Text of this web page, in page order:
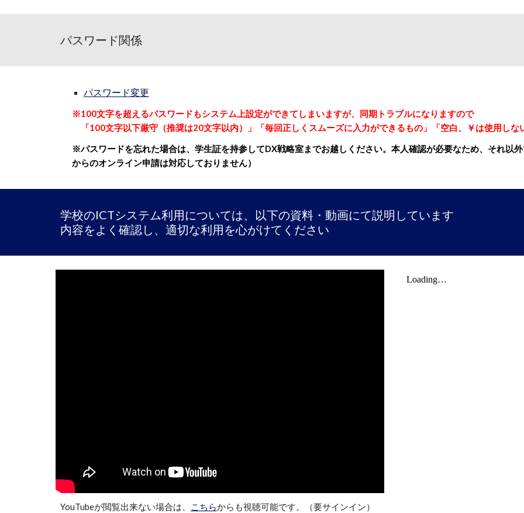
パスワード関係
パスワード変更
※100文字を超えるパスワードもシステム上設定ができてしまいますが、同期トラブルになりますので
「100文字以下厳守（推奨は20文字以内）」「毎回正しくスムーズに入力ができるもの」「空白、￥は使用しな
※パスワードを忘れた場合は、学生証を持参してDX戦略室までお越しください。本人確認が必要なため、それ以
からのオンライン申請は対応しておりません）
学校のICTシステム利用については、以下の資料・動画にて説明しています
内容をよく確認し、適切な利用を心がけてください
YouTubeが閲覧出来ない場合は、 こちらからも視聴可能です。（要サインイン）